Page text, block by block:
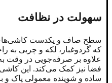
سهولت در نظافت
سطح صاف و یکدست
که گردوغبار، لکه و چربی به
علاوه بر صرفه‌جویی در وقت
فضا نیز کمک می‌کند. این
ساده و شوینده معمولی پاک و